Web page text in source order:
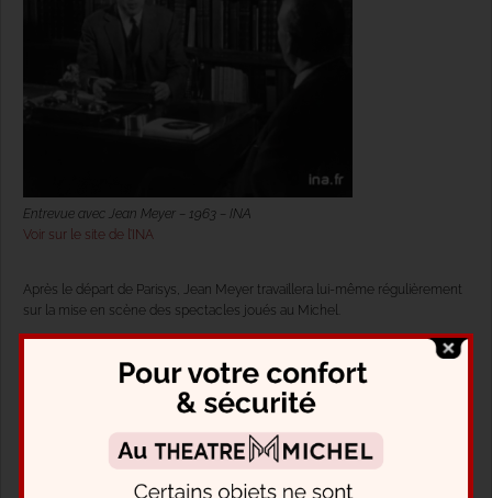
Entrevue avec Jean Meyer – 1963 – INA
Voir sur le site de l’INA
Après le départ de Parisys, Jean Meyer travaillera lui-même régulièrement
sur la mise en scène des spectacles joués au Michel.
Secondé par la comédienne Josette Harmina, Meyer partagera son temps
entre son théâtre parisien et la codirection du théâtre lyonnais les
mal : plusieurs facteurs l’expliquent, comme la multiplication des lieux de
théâtre dans Paris, mais aussi l’apparition de la télévision, et l’absence de
subventions pour les théâtres privés. Plusieurs directeurs s’associent à la